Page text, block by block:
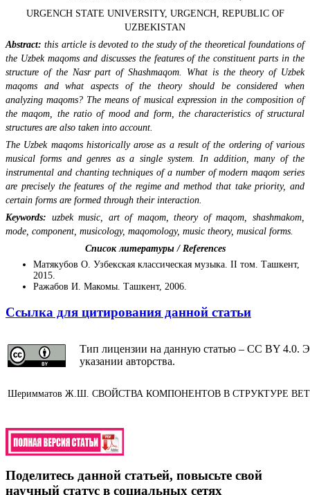
URGENCH STATE UNIVERSITY, URGENCH, REPUBLIC OF
UZBEKISTAN
Abstract: this article is devoted to the study of the theoretical foundations of
the Uzbek maqoms and discusses the features of the constituent parts in the
structure of the Nasr part of Shashmaqom. What is the theory of Uzbek
maqoms and what aspects of the theory should be considered when
analyzing maqoms? The means of musical expression in the composition of
the maqom, the ratio of mood and form, the characteristics of structural
structures are also taken into account.
The Uzbek maqoms historically arose as a result of the ordering of various
musical forms and genres as a single system. In addition, many of the
instrumental and chanting techniques of a number of modern maqom series
are precisely the features of the regime and method that take priority, and
certain forms are formed through their interaction.
Keywords: uzbek music, art of maqom, theory of maqom, shashmakom,
mode, component, musicology, maqomology, music theory, musical forms.
Список литературы / References
Матякубов О. Узбекская классическая музыка. II том. Ташкент,
2015.
Ражабов И. Макомы. Ташкент, 2006.
Ссылка для цитирования данной статьи
Тип лицензии на данную статью – CC BY 4.0.
указании авторства.
Шеримматов Ж.Ш. СВОЙСТВА КОМПОНЕНТОВ В СТРУКТУРЕ
Поделитесь данной статьей, повысьте свой
научный статус в социальных сетях